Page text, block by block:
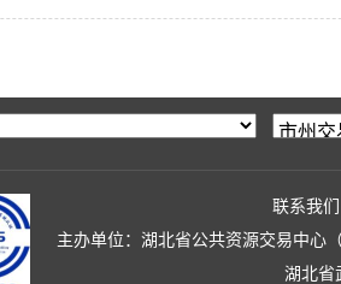
联系我们
主办单位：湖北省公共资源交易中心
湖北省